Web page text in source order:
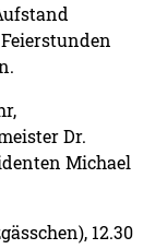
Dr.
Michael
12.30